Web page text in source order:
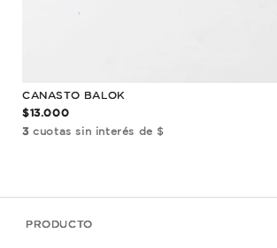
CANASTO BALOK
$13.000
3 cuotas sin interés de $
PRODUCTO